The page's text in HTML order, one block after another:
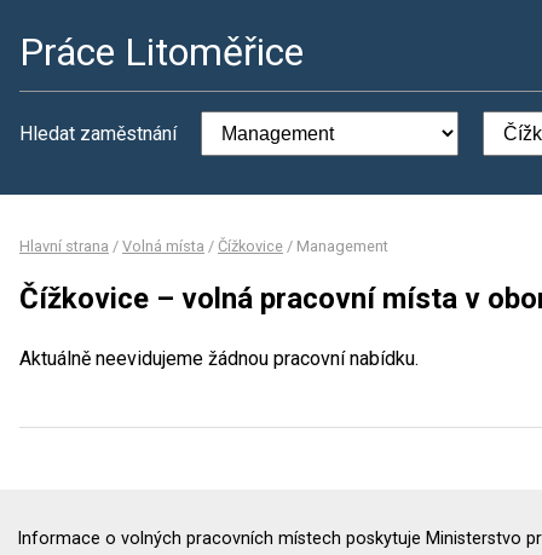
Práce Litoměřice
Hledat zaměstnání
Hlavní strana / Volná místa / Čížkovice / Management
Čížkovice – volná pracovní místa v
Aktuálně neevidujeme žádnou pracovní nabídku.
Informace o volných pracovních místech poskytuje Ministerstvo